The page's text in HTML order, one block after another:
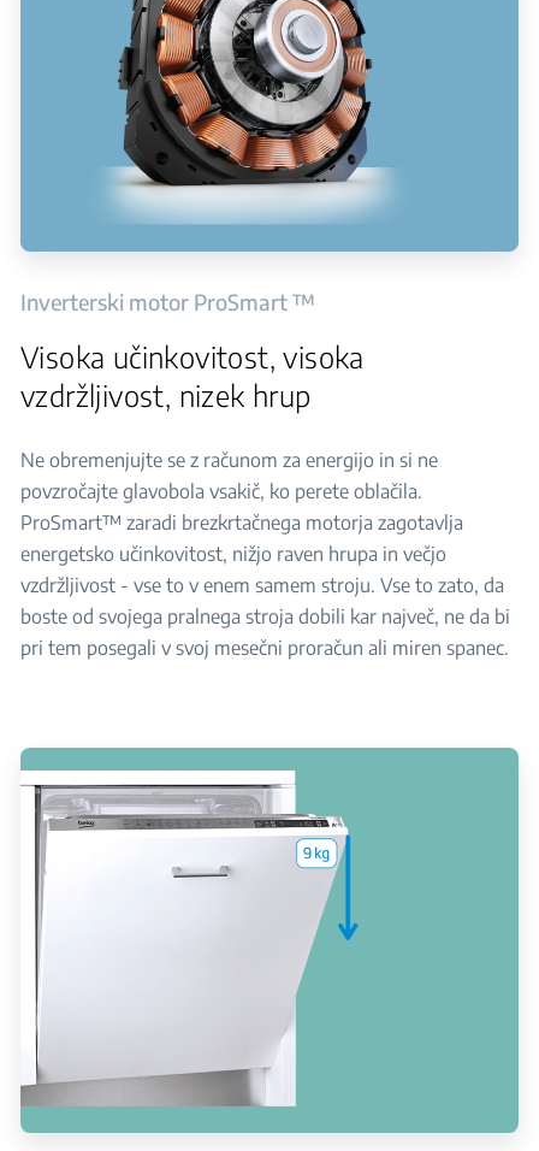
Inverterski motor ProSmart ™
Visoka učinkovitost, visoka
vzdržljivost, nizek hrup
Ne obremenjujte se z računom za energijo in si ne
povzročajte glavobola vsakič, ko perete oblačila.
ProSmart™ zaradi brezkrtačnega motorja zagotavlja
energetsko učinkovitost, nižjo raven hrupa in večjo
vzdržljivost - vse to v enem samem stroju. Vse to zato, da
boste od svojega pralnega stroja dobili kar največ, ne da bi
pri tem posegali v svoj mesečni proračun ali miren spanec.